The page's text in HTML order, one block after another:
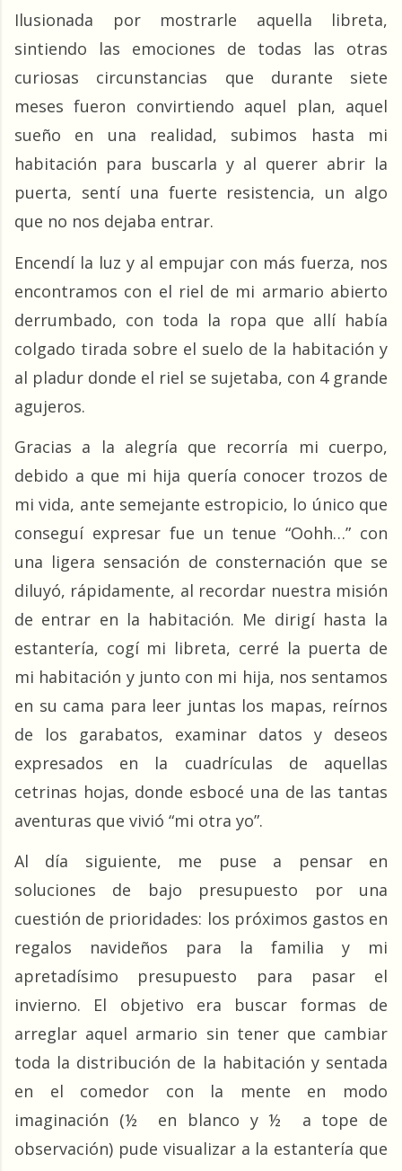
Ilusionada por mostrarle aquella libreta,
sintiendo las emociones de todas las otras
curiosas circunstancias que durante siete
meses fueron convirtiendo aquel plan, aquel
sueño en una realidad, subimos hasta mi
habitación para buscarla y al querer abrir la
puerta, sentí una fuerte resistencia, un algo
que no nos dejaba entrar.
Encendí la luz y al empujar con más fuerza, nos
encontramos con el riel de mi armario abierto
derrumbado, con toda la ropa que allí había
colgado tirada sobre el suelo de la habitación y
al pladur donde el riel se sujetaba, con 4 grande
agujeros.
Gracias a la alegría que recorría mi cuerpo,
debido a que mi hija quería conocer trozos de
mi vida, ante semejante estropicio, lo único que
conseguí expresar fue un tenue “Oohh…” con
una ligera sensación de consternación que se
diluyó, rápidamente, al recordar nuestra misión
de entrar en la habitación. Me dirigí hasta la
estantería, cogí mi libreta, cerré la puerta de
mi habitación y junto con mi hija, nos sentamos
en su cama para leer juntas los mapas, reírnos
de los garabatos, examinar datos y deseos
expresados en la cuadrículas de aquellas
cetrinas hojas, donde esbocé una de las tantas
aventuras que vivió “mi otra yo”.
Al día siguiente, me puse a pensar en
soluciones de bajo presupuesto por una
cuestión de prioridades: los próximos gastos en
regalos navideños para la familia y mi
apretadísimo presupuesto para pasar el
invierno. El objetivo era buscar formas de
arreglar aquel armario sin tener que cambiar
toda la distribución de la habitación y sentada
en el comedor con la mente en modo
imaginación (½  en blanco y ½  a tope de
observación) pude visualizar a la estantería que